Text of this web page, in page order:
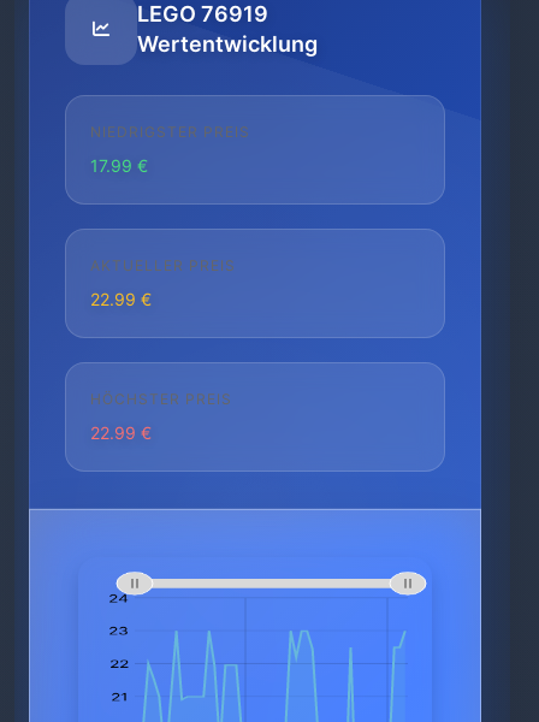
LEGO 76919
Wertentwicklung
NIEDRIGSTER PREIS
17.99 €
AKTUELLER PREIS
22.99 €
HÖCHSTER PREIS
22.99 €